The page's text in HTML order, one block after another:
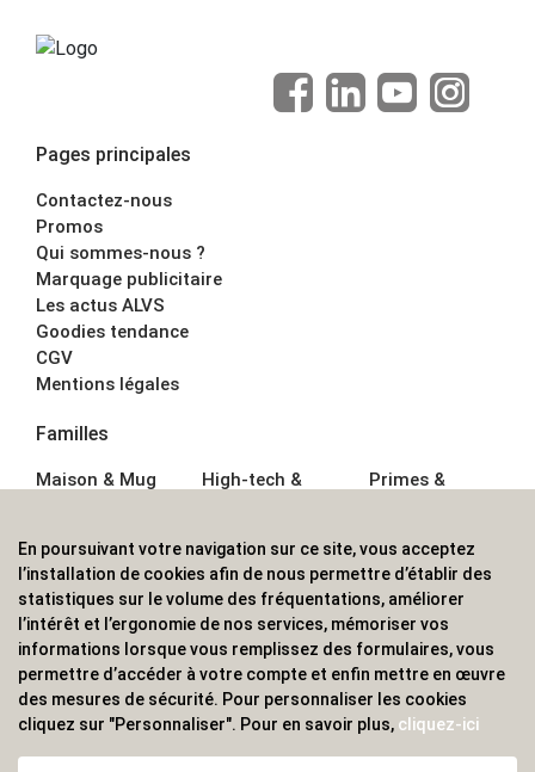
Pages principales
Contactez-nous
Promos
Qui sommes-nous ?
Marquage publicitaire
Les actus ALVS
Goodies tendance
CGV
Mentions légales
Familles
Maison & Mug
Écriture
Bagagerie sacs
High-tech &
Sport &
Outdoor
Enfant
Primes &
Boisson
Textile &
Casquette
Accessoires de
ALVS, fournisseur d'objets publicitaires, pour les
professionnels. Une implantation nationale, une
couverture internationale.
En poursuivant votre navigation sur ce site, vous acceptez
l’installation de cookies afin de nous permettre d’établir des
statistiques sur le volume des fréquentations, améliorer
l’intérêt et l’ergonomie de nos services, mémoriser vos
informations lorsque vous remplissez des formulaires, vous
permettre d’accéder à votre compte et enfin mettre en œuvre
des mesures de sécurité. Pour personnaliser les cookies
cliquez sur "Personnaliser". Pour en savoir plus, cliquez-ici